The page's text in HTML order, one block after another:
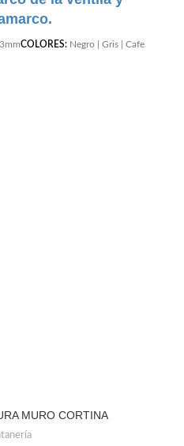
COLORES: Negro | Gris | Cafe
MURO CORTINA